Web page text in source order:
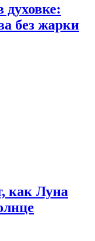
духовке:
без жарки
как Луна